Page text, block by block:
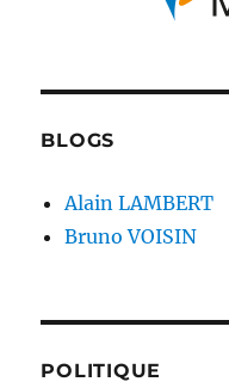
BLOGS
Alain LAMBERT
Bruno VOISIN
POLITIQUE